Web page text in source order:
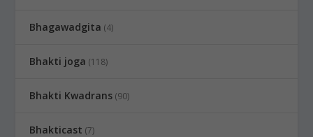
Bhagawadgita (4)
Bhakti joga (118)
Bhakti Kwadrans (90)
Bhakticast (7)